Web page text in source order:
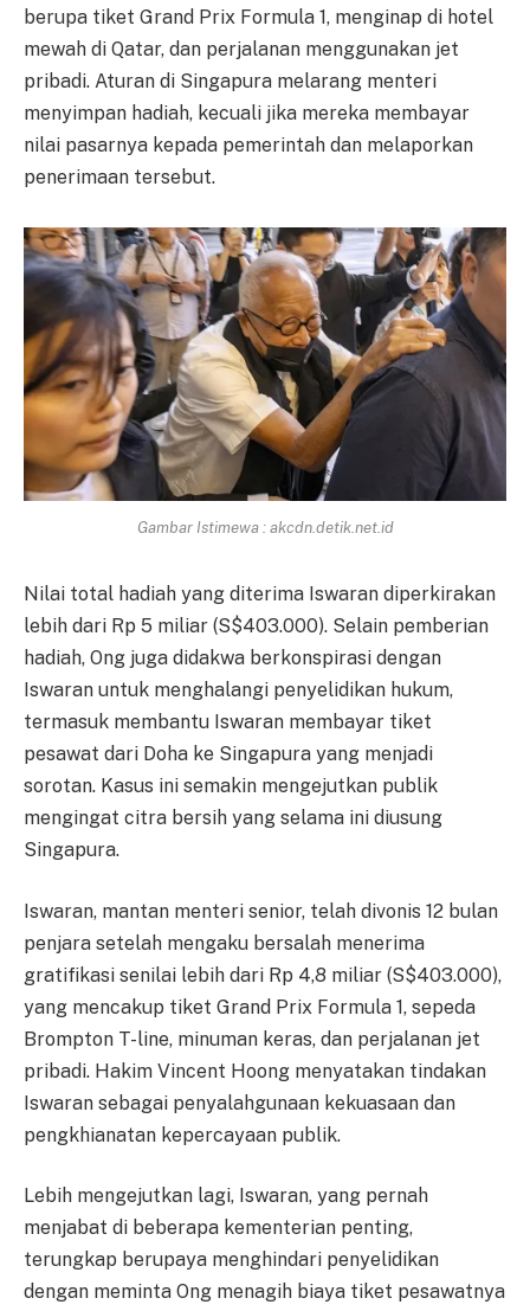
berupa tiket Grand Prix Formula 1, menginap di hotel
mewah di Qatar, dan perjalanan menggunakan jet
pribadi. Aturan di Singapura melarang menteri
menyimpan hadiah, kecuali jika mereka membayar
nilai pasarnya kepada pemerintah dan melaporkan
penerimaan tersebut.
Gambar Istimewa : akcdn.detik.net.id
Nilai total hadiah yang diterima Iswaran diperkirakan
lebih dari Rp 5 miliar (S$403.000). Selain pemberian
hadiah, Ong juga didakwa berkonspirasi dengan
Iswaran untuk menghalangi penyelidikan hukum,
termasuk membantu Iswaran membayar tiket
pesawat dari Doha ke Singapura yang menjadi
sorotan. Kasus ini semakin mengejutkan publik
mengingat citra bersih yang selama ini diusung
Singapura.
Iswaran, mantan menteri senior, telah divonis 12 bulan
penjara setelah mengaku bersalah menerima
gratifikasi senilai lebih dari Rp 4,8 miliar (S$403.000),
yang mencakup tiket Grand Prix Formula 1, sepeda
Brompton T-line, minuman keras, dan perjalanan jet
pribadi. Hakim Vincent Hoong menyatakan tindakan
Iswaran sebagai penyalahgunaan kekuasaan dan
pengkhianatan kepercayaan publik.
Lebih mengejutkan lagi, Iswaran, yang pernah
menjabat di beberapa kementerian penting,
terungkap berupaya menghindari penyelidikan
dengan meminta Ong menagih biaya tiket pesawatnya